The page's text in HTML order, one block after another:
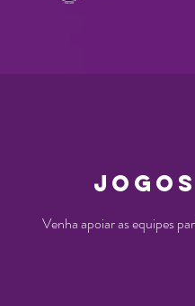
JOGOS
Venha apoiar as equipes